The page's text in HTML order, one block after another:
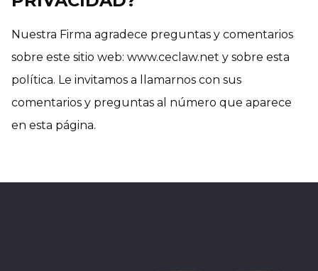
Nuestra Firma agradece preguntas y comentarios
sobre este sitio web: www.ceclaw.net y sobre esta
política. Le invitamos a llamarnos con sus
comentarios y preguntas al número que aparece
en esta página.